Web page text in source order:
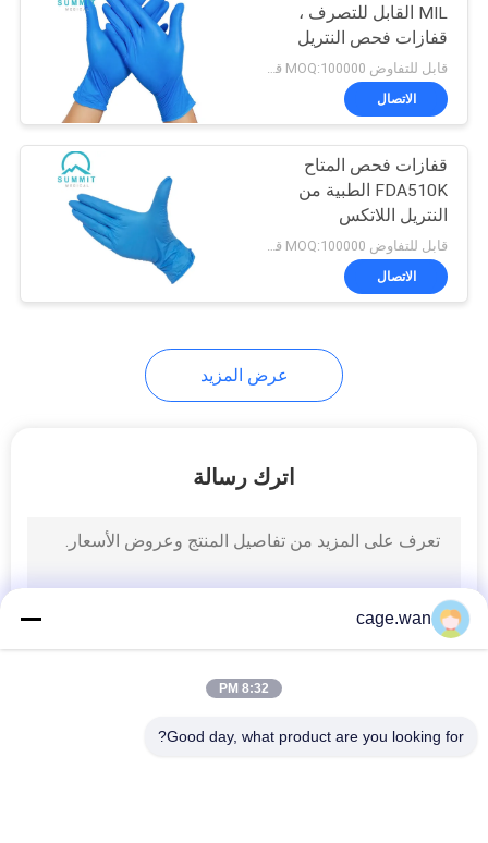
PRIVACY
POLICY
MIL القابل للتصرف ،
قفازات فحص النتريل
الطبية الخالية من اللاتكس
الاتصال
قفازات فحص المتاح
FDA510K الطبية من
النتريل اللاتكس
الاتصال
عرض المزيد
اترك رسالة
cage.wan
8:32 PM
Good day, what product are you looking for?